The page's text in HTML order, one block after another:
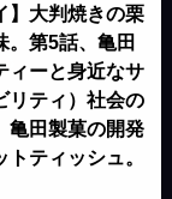
】大判焼きの栗
。第5話、亀田
ィーと身近なサ
リティ）社会の
亀田製菓の開発
トティッシュ。